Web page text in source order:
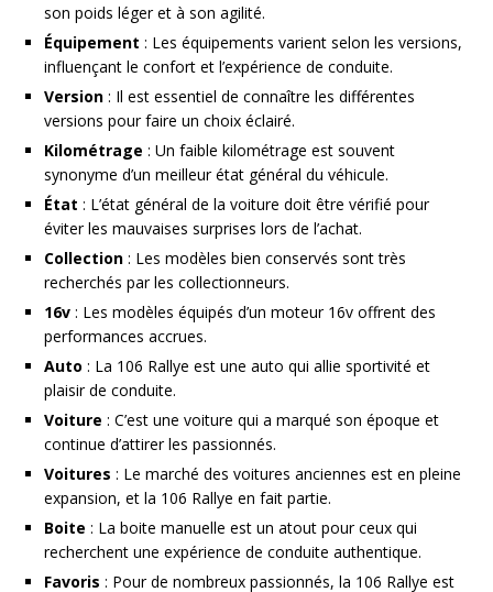
son poids léger et à son agilité.
Équipement : Les équipements varient selon les versions,
influençant le confort et l’expérience de conduite.
Version : Il est essentiel de connaître les différentes
versions pour faire un choix éclairé.
Kilométrage : Un faible kilométrage est souvent
synonyme d’un meilleur état général du véhicule.
État : L’état général de la voiture doit être vérifié pour
éviter les mauvaises surprises lors de l’achat.
Collection : Les modèles bien conservés sont très
recherchés par les collectionneurs.
16v : Les modèles équipés d’un moteur 16v offrent des
performances accrues.
Auto : La 106 Rallye est une auto qui allie sportivité et
plaisir de conduite.
Voiture : C’est une voiture qui a marqué son époque et
continue d’attirer les passionnés.
Voitures : Le marché des voitures anciennes est en pleine
expansion, et la 106 Rallye en fait partie.
Boite : La boite manuelle est un atout pour ceux qui
recherchent une expérience de conduite authentique.
Favoris : Pour de nombreux passionnés, la 106 Rallye est